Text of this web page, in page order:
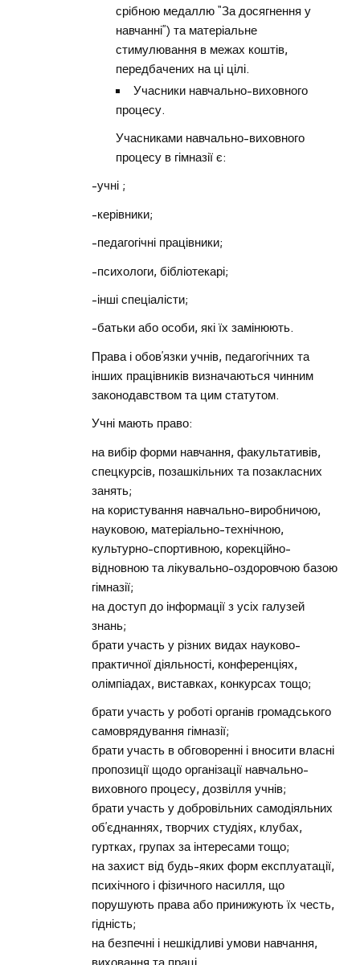
срібною медаллю “За досягнення у
навчанні”) та матеріальне
стимулювання в межах коштів,
передбачених на ці цілі.
Учасники навчально-виховного
процесу.
Учасниками навчально-виховного
процесу в гімназії є:
-учні ;
-керівники;
-педагогічні працівники;
-психологи, бібліотекарі;
-інші спеціалісти;
-батьки або особи, які їх замінюють.
Права і обов’язки учнів, педагогічних та
інших працівників визначаються чинним
законодавством та цим статутом.
Учні мають право:
на вибір форми навчання, факультативів,
спецкурсів, позашкільних та позакласних
занять;
на користування навчально-виробничою,
науковою, матеріально-технічною,
культурно-спортивною, корекційно-
відновною та лікувально-оздоровчою базою
гімназії;
на доступ до інформації з усіх галузей
знань;
брати участь у різних видах науково-
практичної діяльності, конференціях,
олімпіадах, виставках, конкурсах тощо;
брати участь у роботі органів громадського
самоврядування гімназії;
брати участь в обговоренні і вносити власні
пропозиції щодо організації навчально-
виховного процесу, дозвілля учнів;
брати участь у добровільних самодіяльних
об’єднаннях, творчих студіях, клубах,
гуртках, групах за інтересами тощо;
на захист від будь-яких форм експлуатації,
психічного і фізичного насилля, що
порушують права або принижують їх честь,
гідність;
на безпечні і нешкідливі умови навчання,